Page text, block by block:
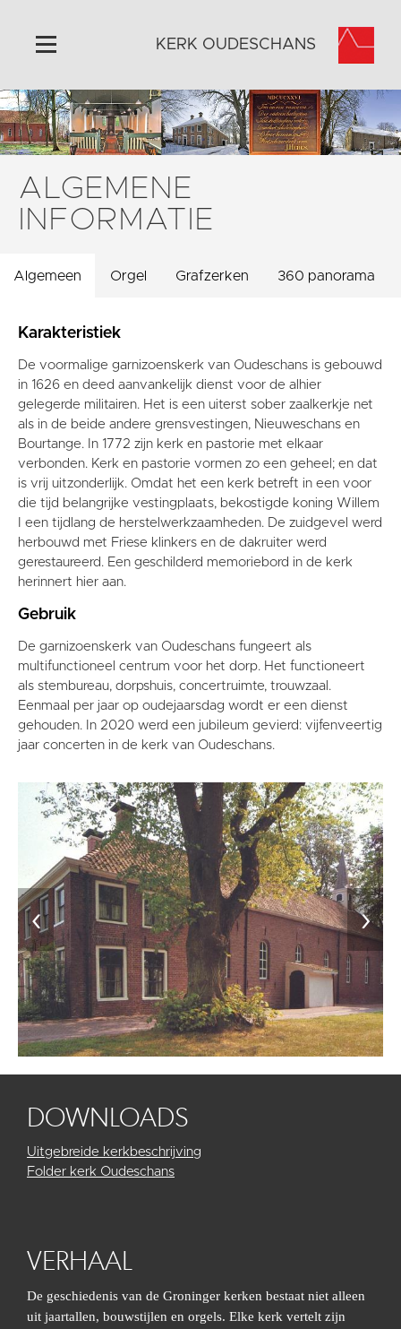
Home
Algemeen
Historie
Omgeving
Activiteiten
Vaktaal
KERK OUDESCHANS
ALGEMENE
INFORMATIE
Algemeen Orgel Grafzerken 360 panorama
Karakteristiek
De voormalige garnizoenskerk van Oudeschans is gebouwd
in 1626 en deed aanvankelijk dienst voor de alhier
gelegerde militairen. Het is een uiterst sober zaalkerkje net
als in de beide andere grensvestingen, Nieuweschans en
Bourtange. In 1772 zijn kerk en pastorie met elkaar
verbonden. Kerk en pastorie vormen zo een geheel; en dat
is vrij uitzonderlijk. Omdat het een kerk betreft in een voor
die tijd belangrijke vestingplaats, bekostigde koning Willem
I een tijdlang de herstelwerkzaamheden. De zuidgevel werd
herbouwd met Friese klinkers en de dakruiter werd
gerestaureerd. Een geschilderd memoriebord in de kerk
herinnert hier aan.
Gebruik
De garnizoenskerk van Oudeschans fungeert als
multifunctioneel centrum voor het dorp. Het functioneert
als stembureau, dorpshuis, concertruimte, trouwzaal.
Eenmaal per jaar op oudejaarsdag wordt er een dienst
gehouden. In 2020 werd een jubileum gevierd: vijfenveertig
jaar concerten in de kerk van Oudeschans.
‹ ›
DOWNLOADS
Uitgebreide kerkbeschrijving
Folder kerk Oudeschans
VERHAAL
De geschiedenis van de Groninger kerken bestaat niet alleen
uit jaartallen, bouwstijlen en orgels. Elke kerk vertelt zijn